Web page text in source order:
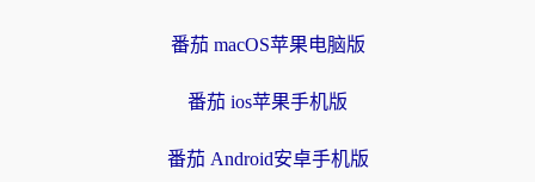
番茄 macOS苹果电脑版
番茄 ios苹果手机版
番茄 Android安卓手机版